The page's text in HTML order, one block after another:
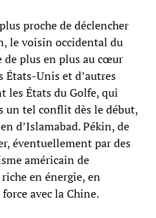
proche de déclencher
le voisin occidental du
de plus en plus au cœur
États-Unis et d’autres
les États du Golfe, qui
un tel conflit dès le début,
d’Islamabad. Pékin, de
éventuellement par des
américain de
en énergie, en
avec la Chine.